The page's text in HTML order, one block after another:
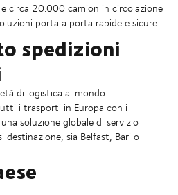
circa 20.000 camion in circolazione
porta a porta rapide e sicure.
spedizioni
di logistica al mondo.
i trasporti in Europa con i
soluzione globale di servizio
destinazione, sia Belfast, Bari o